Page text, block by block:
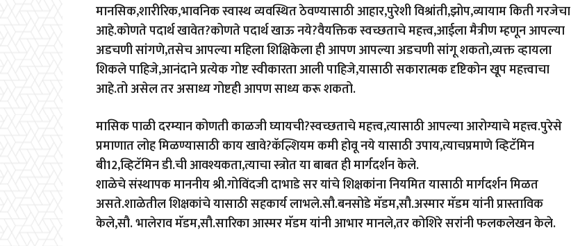
मानसिक,शारीरिक,भावनिक स्वास्थ व्यवस्थित ठेवण्यासाठी आहार,पुरेशी विश्रांती,झोप,व्यायाम किती गरजेचा
आहे.कोणते पदार्थ खावेत?कोणते पदार्थ खाऊ नये?वैयक्तिक स्वच्छताचे महत्त्व,आईला मैत्रीण म्हणून आपल्या
अडचणी सांगणे,तसेच आपल्या महिला शिक्षिकेला ही आपण आपल्या अडचणी सांगू शकतो,व्यक्त व्हायला
शिकले पाहिजे,आनंदाने प्रत्येक गोष्ट स्वीकारता आली पाहिजे,यासाठी सकारात्मक दृष्टिकोन खूप महत्त्वाचा
आहे.तो असेल तर असाध्य गोष्टही आपण साध्य करू शकतो.
मासिक पाळी दरम्यान कोणती काळजी घ्यायची?स्वच्छताचे महत्त्व,त्यासाठी आपल्या आरोग्याचे महत्त्व.पुरेसे
प्रमाणात लोह मिळण्यासाठी काय खावे?कॅल्शियम कमी होवू नये यासाठी उपाय,त्याचप्रमाणे व्हिटॅमिन
बी12,व्हिटॅमिन डी.ची आवश्यकता,त्याचा स्त्रोत या बाबत ही मार्गदर्शन केले.
शाळेचे संस्थापक माननीय श्री.गोविंदजी दाभाडे सर यांचे शिक्षकांना नियमित यासाठी मार्गदर्शन मिळत
असते.शाळेतील शिक्षकांचे यासाठी सहकार्य लाभले.सौ.बनसोडे मॅडम,सौ.अस्मार मॅडम यांनी प्रास्ताविक
केले,सौ. भालेराव मॅडम,सौ.सारिका आस्मर मॅडम यांनी आभार मानले,तर कोशिरे सरांनी फलकलेखन केले.